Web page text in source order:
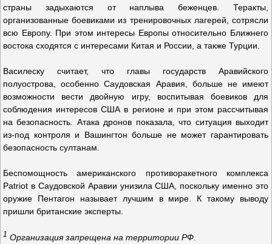
страны задыхаются от наплыва беженцев. Теракты,
организованные боевиками из тренировочных лагерей, сотрясли
всю Европу. При этом интересы Европы относительно Ближнего
востока сходятся с интересами Китая и России, а также Турции.
Василеску считает, что главы государств Аравийского
полуострова, особенно Саудовская Аравия, больше не имеют
возможности вести двойную игру, воспитывая боевиков для
соблюдения интересов США в регионе и при этом рассчитывая
на безопасность. Атака дронов показала, что ситуация выходит
из-под контроля и Вашингтон больше не может гарантировать
безопасность султанам.
Беспомощность американского противоракетного комплекса
Patriot в Саудовской Аравии унизила США, поскольку именно это
оружие Пентагон называет лучшим в мире. К такому выводу
пришли британские эксперты.
1 Организация запрещена на территории РФ.